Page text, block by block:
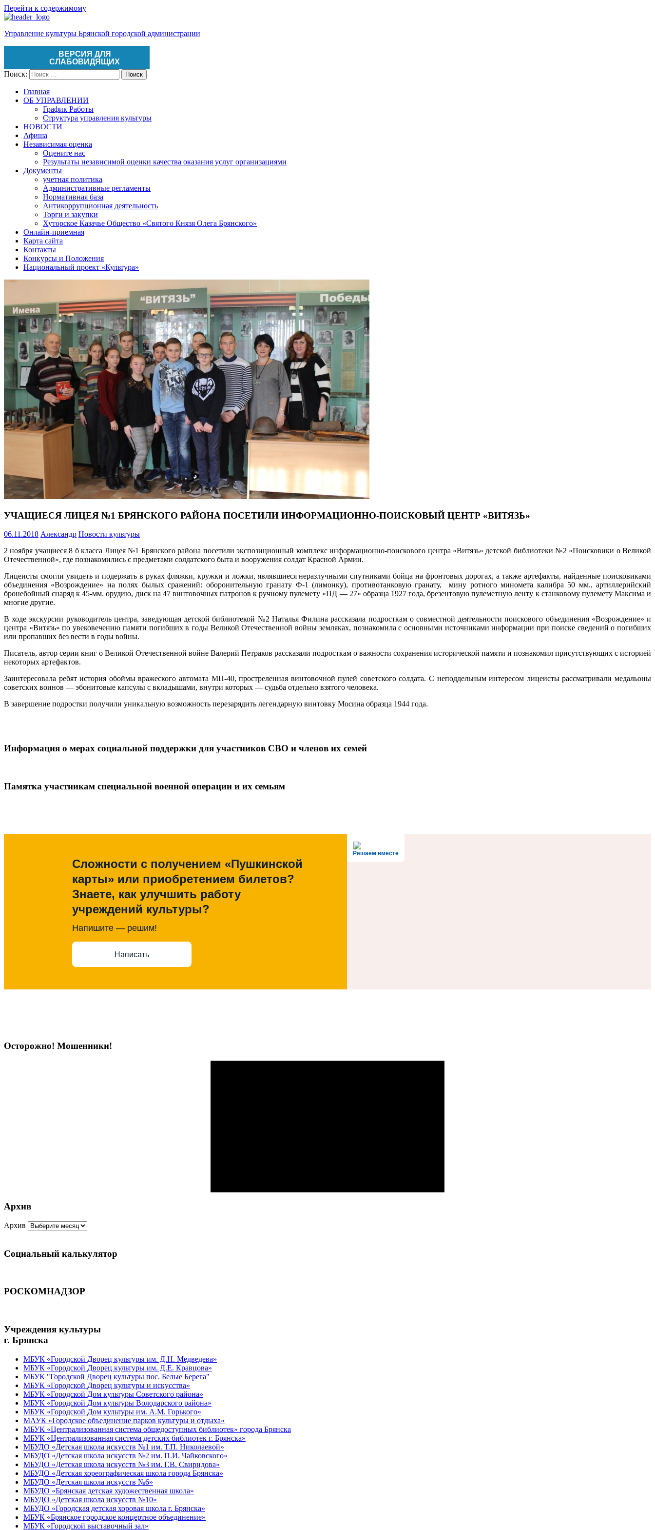
Перейти к содержимому
Управление культуры Брянской городской администрации
ВЕРСИЯ ДЛЯ
СЛАБОВИДЯЩИХ
Поиск: Поиск
Главная
ОБ УПРАВЛЕНИИ
График Работы
Структура управления культуры
НОВОСТИ
Афиша
Независимая оценка
Оцените нас
Результаты независимой оценки качества оказания услуг организациями
Документы
учетная политика
Административные регламенты
Нормативная база
Антикоррупционная деятельность
Торги и закупки
Хуторское Казачье Общество «Святого Князя Олега Брянского»
Онлайн-приемная
Карта сайта
Контакты
Конкурсы и Положения
Национальный проект «Культура»
УЧАЩИЕСЯ ЛИЦЕЯ №1 БРЯНСКОГО РАЙОНА ПОСЕТИЛИ ИНФОРМАЦИОННО-ПОИСКОВЫЙ ЦЕНТР «ВИТЯЗЬ»
06.11.2018 Александр Новости культуры
2 ноября учащиеся 8 б класса Лицея №1 Брянского района посетили экспозиционный комплекс информационно-поискового центра «Витязь» детской библиотеки №2 «Поисковики о Великой
Отечественной», где познакомились с предметами солдатского быта и вооружения солдат Красной Армии.
Лицеисты смогли увидеть и подержать в руках фляжки, кружки и ложки, являвшиеся неразлучными спутниками бойца на фронтовых дорогах, а также артефакты, найденные поисковиками
объединения «Возрождение» на полях былых сражений: оборонительную гранату Ф-1 (лимонку), противотанковую гранату,
мину ротного миномета калибра 50 мм., артиллерийский
бронебойный снаряд к 45-мм. орудию, диск на 47 винтовочных патронов к ручному пулемету «ПД — 27» образца 1927 года, брезентовую пулеметную ленту к станковому пулемету Максима и
многие другие.
В ходе экскурсии руководитель центра, заведующая детской библиотекой №2 Наталья Филина рассказала подросткам о совместной деятельности поискового объединения «Возрождение» и
центра «Витязь» по увековечению памяти погибших в годы Великой Отечественной войны земляках, познакомила с основными источниками информации при поиске сведений о погибших
или пропавших без вести в годы войны.
Писатель, автор серии книг о Великой Отечественной войне Валерий Петраков рассказали подросткам о важности сохранения исторической памяти и познакомил присутствующих с историей
некоторых артефактов.
Заинтересовала ребят история обоймы вражеского автомата МП-40, простреленная винтовочной пулей советского солдата. С неподдельным интересом лицеисты рассматривали медальоны
советских воинов — эбонитовые капсулы с вкладышами, внутри которых — судьба отдельно взятого человека.
В завершение подростки получили уникальную возможность перезарядить легендарную винтовку Мосина образца 1944 года.
Информация о мерах социальной поддержки для участников СВО и членов их семей
Памятка участникам специальной военной операции и их семьям
Решаем вместе
Сложности с получением «Пушкинской
карты» или приобретением билетов?
Знаете, как улучшить работу
учреждений культуры?
Напишите — решим!
Написать
Осторожно! Мошенники!
Архив
Архив
Социальный калькулятор
РОСКОМНАДЗОР
Учреждения культуры
г. Брянска
МБУК «Городской Дворец культуры им. Д.Н. Медведева»
МБУК «Городской Дворец культуры им. Д.Е. Кравцова»
МБУК "Городской Дворец культуры пос. Белые Берега"
МБУК «Городской Дворец культуры и искусства»
МБУК «Городской Дом культуры Советского района»
МБУК «Городской Дом культуры Володарского района»
МБУК «Городской Дом культуры им. А.М. Горького»
МАУК «Городское объединение парков культуры и отдыха»
МБУК «Централизованная система общедоступных библиотек» города Брянска
МБУК «Централизованная система детских библиотек г. Брянска»
МБУДО «Детская школа искусств №1 им. Т.П. Николаевой»
МБУДО «Детская школа искусств №2 им. П.И. Чайковского»
МБУДО «Детская школа искусств №3 им. Г.В. Свиридова»
МБУДО «Детская хореографическая школа города Брянска»
МБУДО «Детская школа искусств №6»
МБУДО «Брянская детская художественная школа»
МБУДО «Детская школа искусств №10»
МБУДО «Городская детская хоровая школа г. Брянска»
МБУК «Брянское городское концертное объединение»
МБУК «Городской выставочный зал»